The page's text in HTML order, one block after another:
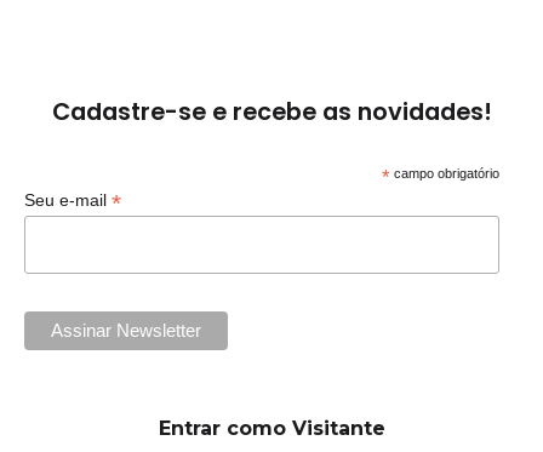
Cadastre-se e recebe as novidades!
*campo obrigatório
Seu e-mail *
Entrar como Visitante